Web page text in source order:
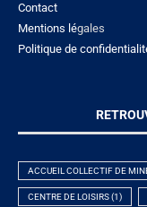
Contact
Mentions légales
Politique de
ACCUEIL COLLECTIF DE
CENTRE DE LOISIRS(1)